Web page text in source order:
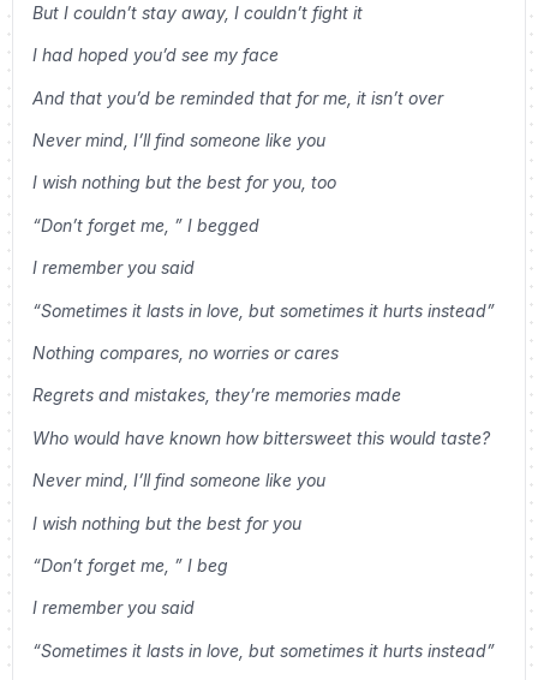
But I couldn’t stay away, I couldn’t fight it
I had hoped you’d see my face
And that you’d be reminded that for me, it isn’t over
Never mind, I’ll find someone like you
I wish nothing but the best for you, too
“Don’t forget me, ” I begged
I remember you said
“Sometimes it lasts in love, but sometimes it hurts instead”
Nothing compares, no worries or cares
Regrets and mistakes, they’re memories made
Who would have known how bittersweet this would taste?
Never mind, I’ll find someone like you
I wish nothing but the best for you
“Don’t forget me, ” I beg
I remember you said
“Sometimes it lasts in love, but sometimes it hurts instead”